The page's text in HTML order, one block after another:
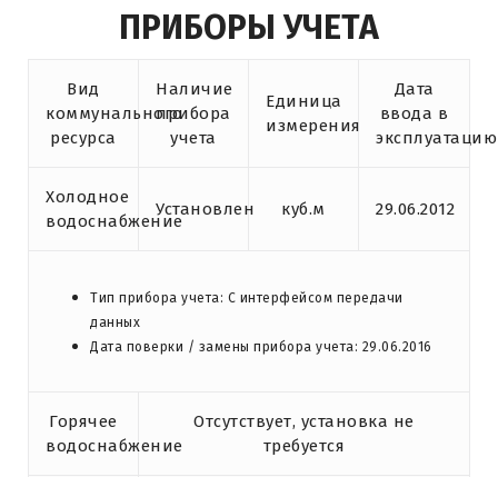
ПРИБОРЫ УЧЕТА
Вид
коммунального
ресурса
Наличие
прибора
учета
Единица
измерения
Дата
ввода в
эксплуатацию
Холодное
водоснабжение
Установлен куб.м 29.06.2012
Тип прибора учета: С интерфейсом передачи
данных
Дата поверки / замены прибора учета: 29.06.2016
Горячее
водоснабжение
Отсутствует, установка не
требуется